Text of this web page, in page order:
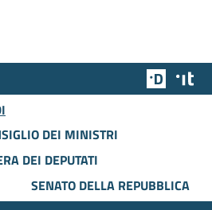
Team
DEI MINISTRI
DEI DEPUTATI
SENATO DELLA REPUBBLICA